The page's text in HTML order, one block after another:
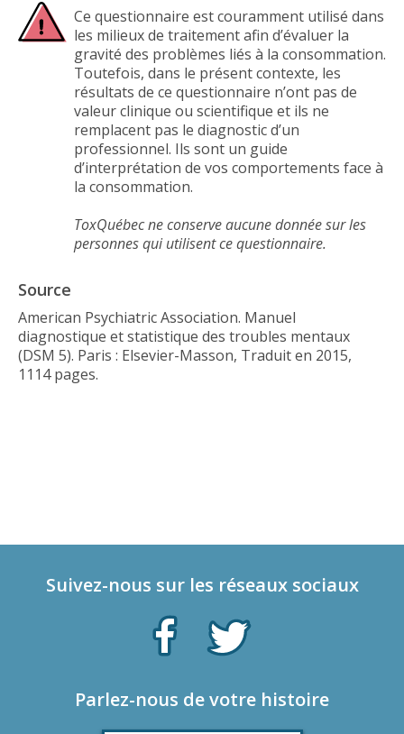
Ce questionnaire est couramment utilisé dans
les milieux de traitement afin d’évaluer la
gravité des problèmes liés à la consommation.
Toutefois, dans le présent contexte, les
résultats de ce questionnaire n’ont pas de
valeur clinique ou scientifique et ils ne
remplacent pas le diagnostic d’un
professionnel. Ils sont un guide
d’interprétation de vos comportements face à
la consommation.
ToxQuébec ne conserve aucune donnée sur les
personnes qui utilisent ce questionnaire.
Source
American Psychiatric Association. Manuel
diagnostique et statistique des troubles mentaux
(DSM 5). Paris : Elsevier-Masson, Traduit en 2015,
1114 pages.
Suivez-nous sur les réseaux sociaux
Parlez-nous de votre histoire